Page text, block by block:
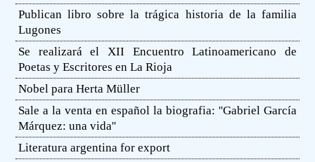
Publican libro sobre la trágica historia de la familia
Lugones
Se realizará el XII Encuentro Latinoamericano de
Poetas y Escritores en La Rioja
Nobel para Herta Müller
Sale a la venta en español la biografia: ''Gabriel García
Márquez: una vida''
Literatura argentina for export